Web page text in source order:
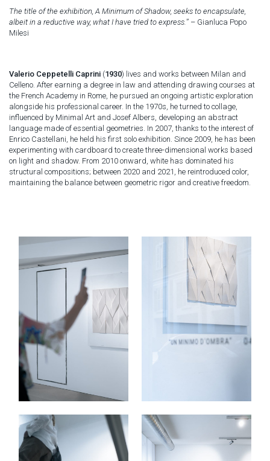
The title of the exhibition, A Minimum of Shadow, seeks to encapsulate,
albeit in a reductive way, what I have tried to express.” – Gianluca Popo
Milesi
Valerio Ceppetelli Caprini (1930) lives and works between Milan and
Celleno. After earning a degree in law and attending drawing courses at
the French Academy in Rome, he pursued an ongoing artistic exploration
alongside his professional career. In the 1970s, he turned to collage,
influenced by Minimal Art and Josef Albers, developing an abstract
language made of essential geometries. In 2007, thanks to the interest of
Enrico Castellani, he held his first solo exhibition. Since 2009, he has been
experimenting with cardboard to create three-dimensional works based
on light and shadow. From 2010 onward, white has dominated his
structural compositions; between 2020 and 2021, he reintroduced color,
maintaining the balance between geometric rigor and creative freedom.